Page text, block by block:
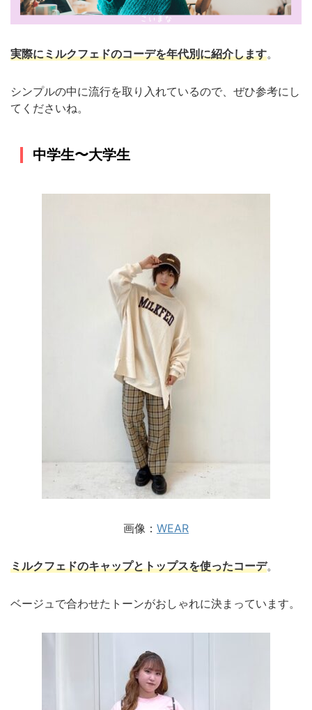
実際にミルクフェドのコーデを年代別に紹介します。
シンプルの中に流行を取り入れているので、ぜひ参考にし
てくださいね。
中学生〜大学生
画像： WEAR
ミルクフェドのキャップとトップスを使ったコーデ。
ベージュで合わせたトーンがおしゃれに決まっています。